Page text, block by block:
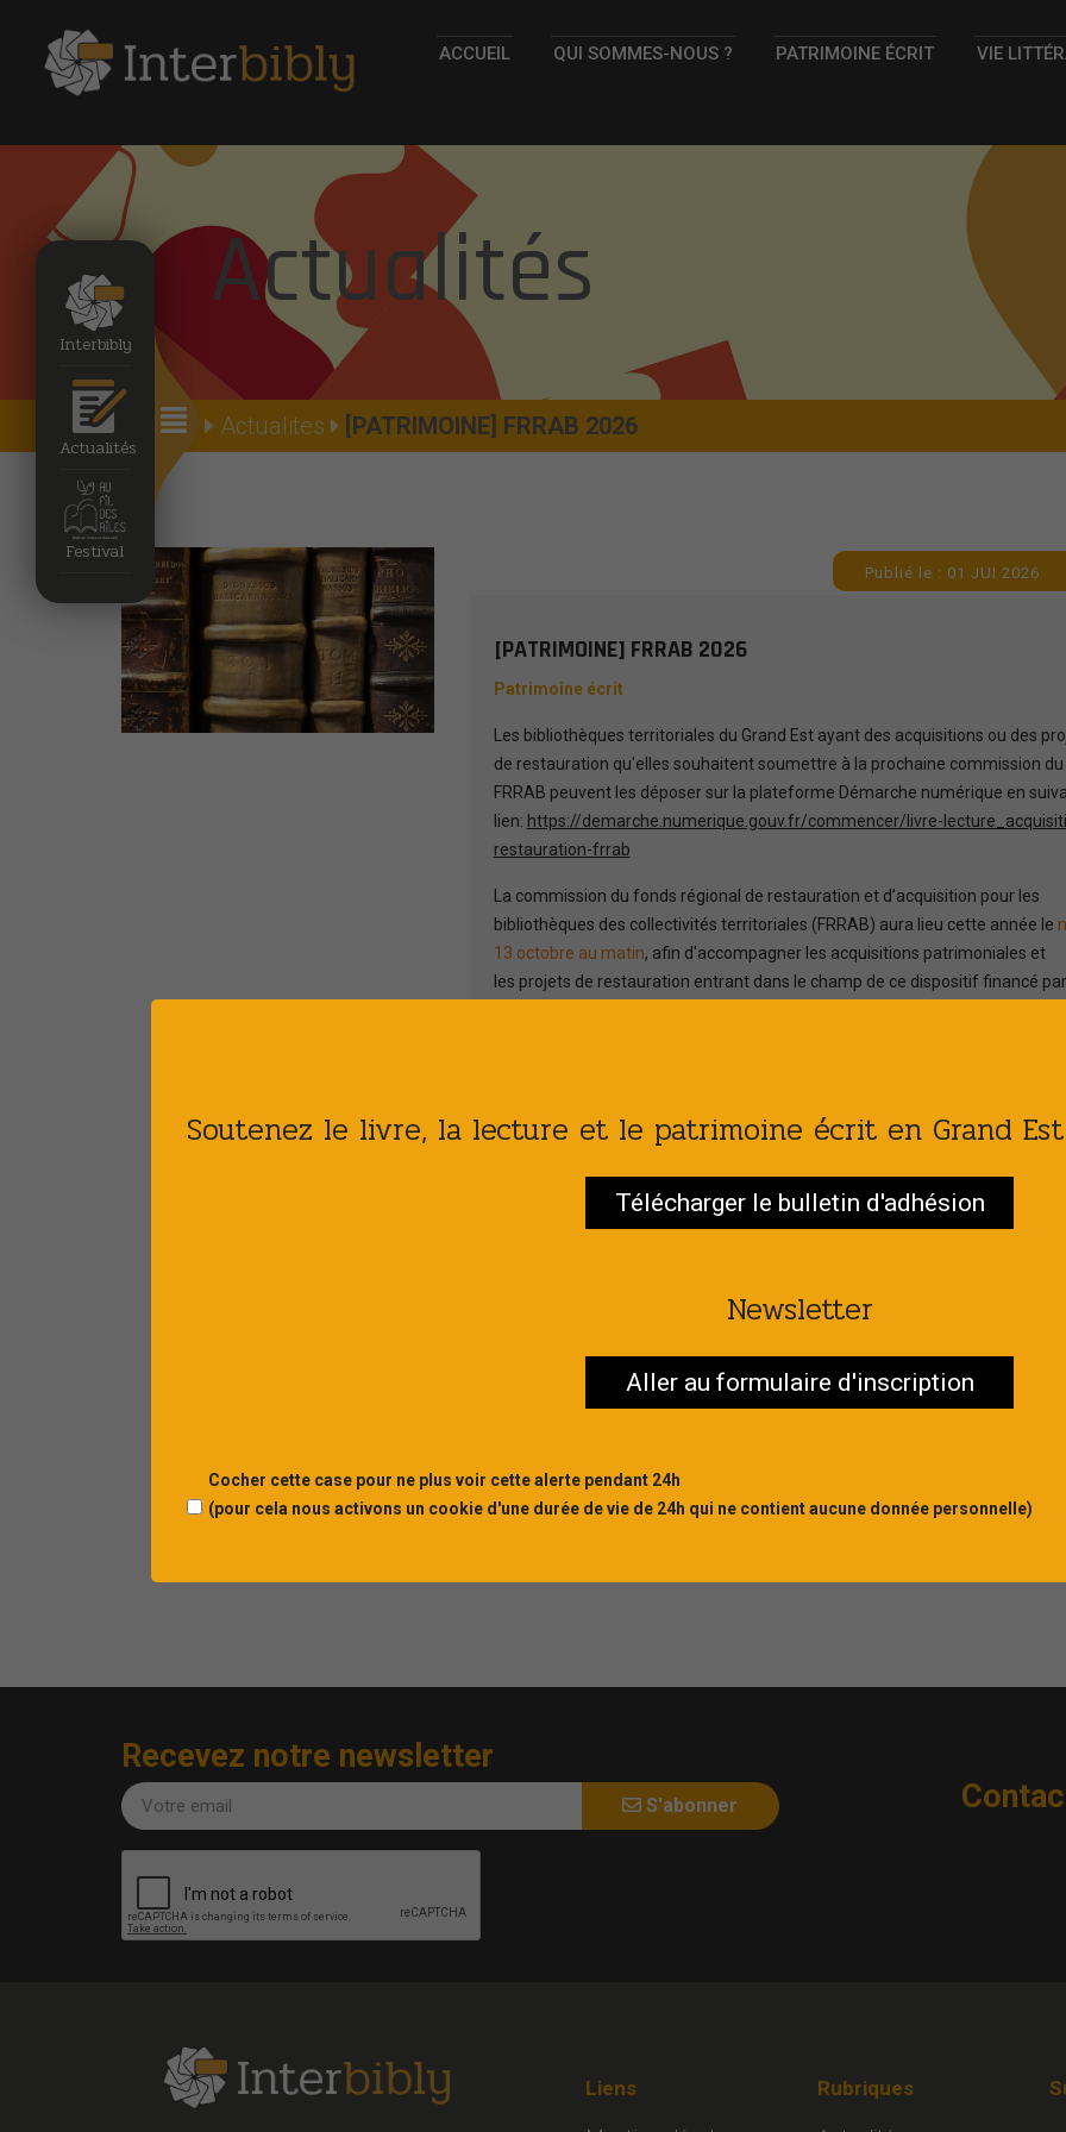
Interbibly
Actualités
Festival
ACCUEIL QUI SOMMES-NOUS ? PATRIMOINE ÉCRIT VIE
Actualités
Accueil Actualites [PATRIMOINE] FRRAB 2026
Publié le : 01 JUI 2026
[PATRIMOINE] FRRAB 2026
Patrimoine écrit
Les bibliothèques territoriales du Grand Est ayant des acquisitions ou des
de restauration qu'elles souhaitent soumettre à la prochaine commission du
FRRAB peuvent les déposer sur la plateforme Démarche numérique en
lien: https://demarche.numerique.gouv.fr/commencer/livre-
restauration-frrab
La commission du fonds régional de restauration et d’acquisition pour les
bibliothèques des collectivités territoriales (FRRAB) aura lieu cette année le
13 octobre au matin, afin d'accompagner les acquisitions patrimoniales et
les projets de restauration entrant dans le champ de ce dispositif financé par
Recevez notre newsletter
S'abonner
Liens Rubriques
Soutenez le livre, la lecture et le patrimoine écrit en Grand
Télécharger le bulletin d'adhésion
Newsletter
Aller au formulaire d'inscription
Cocher cette case pour ne plus voir cette alerte pendant 24h
(pour cela nous activons un cookie d'une durée de vie de 24h qui ne contient aucune donnée personnelle)